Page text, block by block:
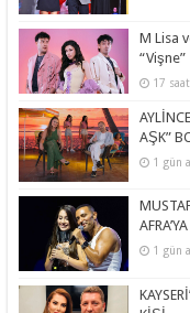
M Lisa
“Vişne”
17
AŞK”
1 gün
1 gün